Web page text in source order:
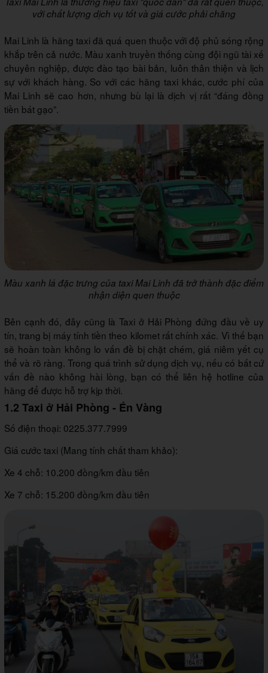
với chất lượng dịch vụ tốt và giá cước phải chăng
Mai Linh là hãng taxi đã quá quen thuộc với độ phủ sóng rộng
khắp trên cả nước. Màu xanh truyền thống cùng đội ngũ tài xế
chuyên nghiệp, được đào tạo bài bản, luôn thân thiện và lịch
sự với khách hàng. So với các hãng taxi khác, cước phí của
Mai Linh sẽ cao hơn, nhưng bù lại là dịch vị rất “đáng đồng
tiền bát gạo”.
Màu xanh lá đặc trưng của taxi Mai Linh đã trở thành đặc điểm
nhận diện quen thuộc
Bên cạnh đó, đây cũng là Taxi ở Hải Phòng đứng đầu về uy
tín, trang bị máy tính tiền theo kilomet rất chính xác. Vì thế bạn
sẽ hoàn toàn không lo vấn đề bị chặt chém, giá niêm yết cụ
thể và rõ ràng. Trong quá trình sử dụng dịch vụ, nếu có bất cứ
vấn đề nào không hài lòng, bạn có thể liên hệ hotline của
hãng để được hỗ trợ kịp thời.
1.2 Taxi ở Hải Phòng - Én Vàng
Số điện thoại: 0225.377.7999
Giá cước taxi (Mang tính chất tham khảo):
Xe 4 chỗ: 10.200 đồng/km đầu tiên
Xe 7 chỗ: 15.200 đồng/km đầu tiên